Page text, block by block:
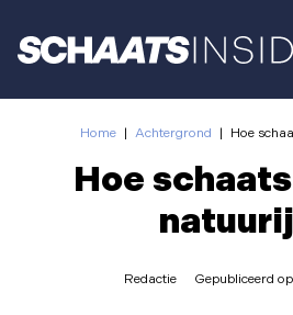
Home | Achtergrond | Hoe
Hoe
Redactie Gepubliceerd